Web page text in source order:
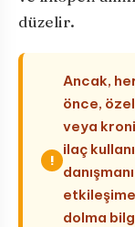
düzelir.
!
Ancak,
önce,
veya
ilaç
dolma